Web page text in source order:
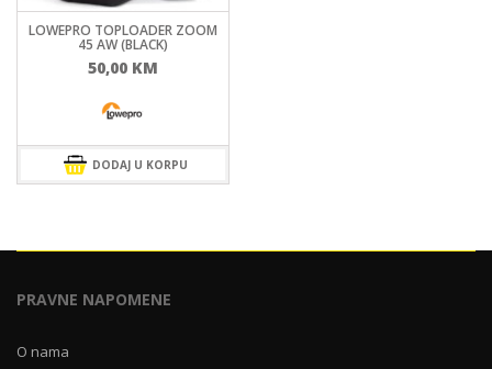
LOWEPRO TOPLOADER ZOOM
45 AW (BLACK)
50,00 KM
DODAJ U KORPU
PRAVNE NAPOMENE
O nama